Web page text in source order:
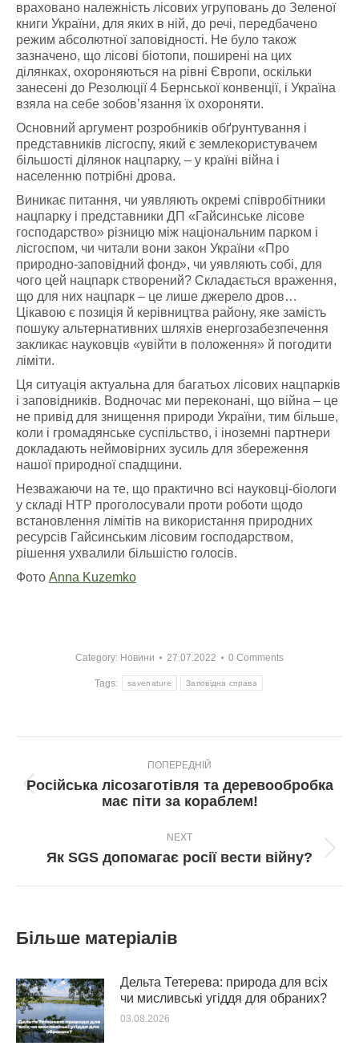
враховано належність лісових угруповань до Зеленої
книги України, для яких в ній, до речі, передбачено
режим абсолютної заповідності. Не було також
зазначено, що лісові біотопи, поширені на цих
ділянках, охороняються на рівні Європи, оскільки
занесені до Резолюції 4 Бернської конвенції, і Україна
взяла на себе зобов’язання їх охороняти.
Основний аргумент розробників обґрунтування і
представників лісгоспу, який є землекористувачем
більшості ділянок нацпарку, – у країні війна і
населенню потрібні дрова.
Виникає питання, чи уявляють окремі співробітники
нацпарку і представники ДП «Гайсинське лісове
господарство» різницю між національним парком і
лісгоспом, чи читали вони закон України «Про
природно-заповідний фонд», чи уявляють собі, для
чого цей нацпарк створений? Складається враження,
що для них нацпарк – це лише джерело дров…
Цікавою є позиція й керівництва району, яке замість
пошуку альтернативних шляхів енергозабезпечення
закликає науковців «увійти в положення» й погодити
ліміти.
Ця ситуація актуальна для багатьох лісових нацпарків
і заповідників. Водночас ми переконані, що війна – це
не привід для знищення природи України, тим більше,
коли і громадянське суспільство, і іноземні партнери
докладають неймовірних зусиль для збереження
нашої природної спадщини.
Незважаючи на те, що практично всі науковці-біологи
у складі НТР проголосували проти роботи щодо
встановлення лімітів на використання природних
ресурсів Гайсинським лісовим господарством,
рішення ухвалили більшістю голосів.
Фото Anna Kuzemko
Category: Новини 27.07.2022 0 Comments
Tags: savenature Заповідна справа
navigation
ПОПЕРЕДНІЙ
Попередній
пост:
Російська лісозаготівля та деревообробка
має піти за кораблем!
NEXT
Next
Як SGS допомагає росії вести війну?
Більше матеріалів
Дельта Тетерева: природа для всіх
чи мисливські угіддя для обраних?
03.08.2026